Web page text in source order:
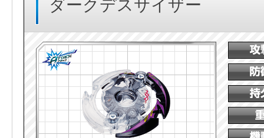
ダークデスサイザー